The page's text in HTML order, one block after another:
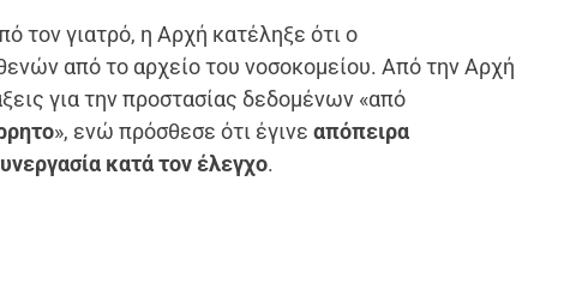
τον γιατρό, η Αρχή κατέληξε ότι ο
από το αρχείο του νοσοκομείου. Από την Αρχή
για την προστασίας δεδομένων «από
», ενώ πρόσθεσε ότι έγινεαπόπειρα
κατά τον έλεγχο.